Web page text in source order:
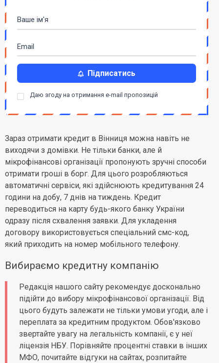
Підписатись
Даю згоду на отримання e-mail пропозицій
Зараз отримати кредит в Вінниця можна навіть не
виходячи з домівки. Не тільки банки, але й
мікрофінансові організації пропонують зручні способи
отримати гроші в борг. Для цього розробляються
автоматичні сервіси, які здійснюють кредитування 24
години на добу, 7 днів на тиждень. Кредит
переводиться на карту будь-якого банку України
одразу після схвалення заявки. Для укладення
договору використовується спеціальний смс-код,
який приходить на номер мобільного телефону.
Вибираємо кредитну компанію
Редакція нашого сайту рекомендує досконально
підійти до вибору мікрофінансової організації. Від
цього будуть залежати не тільки умови угоди, але і
переплата за кредитним продуктом. Обов'язково
звертайте увагу на легальність компанії, є у неї
ліцензія НБУ. Порівняйте процентні ставки в інших
МФО, почитайте відгуки на сайтах, розпитайте